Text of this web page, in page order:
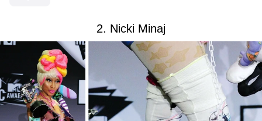
2. Nicki Minaj